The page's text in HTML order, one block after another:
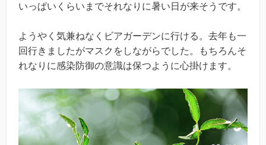
いっぱいくらいまでそれなりに暑い日が来そうです。
ようやく気兼ねなくビアガーデンに行ける。去年も一
回行きましたがマスクをしながらでした。もちろんそ
れなりに感染防御の意識は保つように心掛けます。